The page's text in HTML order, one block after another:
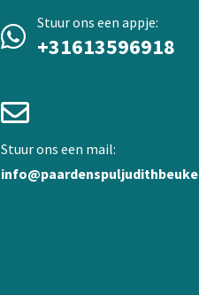
Stuur ons een appje:
+31613596918
Stuur ons een mail: